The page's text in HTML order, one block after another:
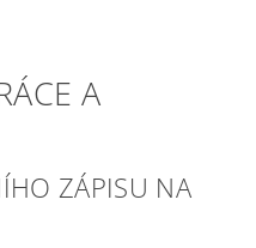
A
ZÁPISU NA